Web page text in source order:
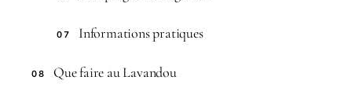
07 Informations pratiques
08 Que faire au Lavandou